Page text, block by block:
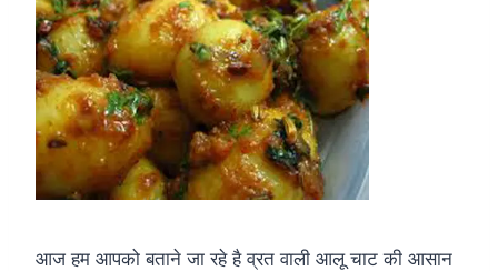
आज हम आपको बताने जा रहे है व्रत वाली आलू चाट की आसान